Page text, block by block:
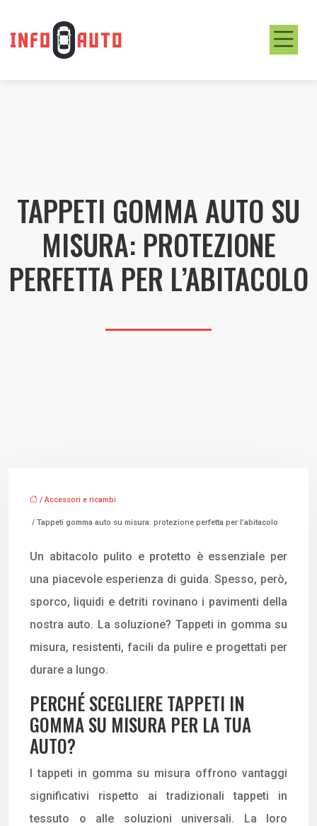
TAPPETI GOMMA AUTO SU
MISURA: PROTEZIONE
PERFETTA PER L’ABITACOLO
/Accessori e ricambi
/ Tappeti gomma auto su misura: protezione perfetta per l’abitacolo
Un abitacolo pulito e protetto è essenziale per
una piacevole esperienza di guida. Spesso, però,
sporco, liquidi e detriti rovinano i pavimenti della
nostra auto. La soluzione? Tappeti in gomma su
misura, resistenti, facili da pulire e progettati per
durare a lungo.
PERCHÉ SCEGLIERE TAPPETI IN
GOMMA SU MISURA PER LA TUA
AUTO?
I tappeti in gomma su misura offrono vantaggi
significativi rispetto ai tradizionali tappeti in
tessuto o alle soluzioni universali. La loro